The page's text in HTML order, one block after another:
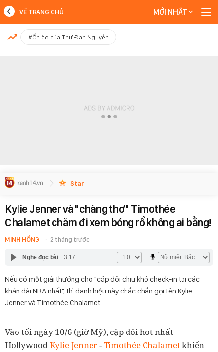
MỚI NHẤT
VỀ TRANG CHỦ MỚI NHẤT
#Ồn ào của Thư Đan Nguyễn
Star
Kylie Jenner và "chàng thơ" Timothée
Chalamet chăm đi xem bóng rổ không ai bằng!
MINH HỒNG 2 tháng trước
Nghe đọc bài 3:17
Nếu có một giải thưởng cho "cặp đôi chịu khó check-in tại các
khán đài NBA nhất", thì danh hiệu này chắc chắn gọi tên Kylie
Jenner và Timothée Chalamet.
Vào tối ngày 10/6 (giờ Mỹ), cặp đôi hot nhất
HollywoodKylie Jenner-Timothée Chalametkhiến